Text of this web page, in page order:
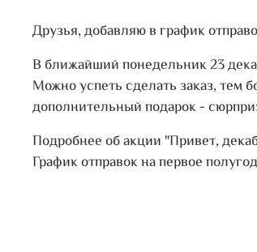
Друзья, добавляю в график
В ближайший понедельник 23
Можно успеть сделать заказ, тем
дополнительный подарок -
Подробнее об акции "Привет,
График отправок на первое